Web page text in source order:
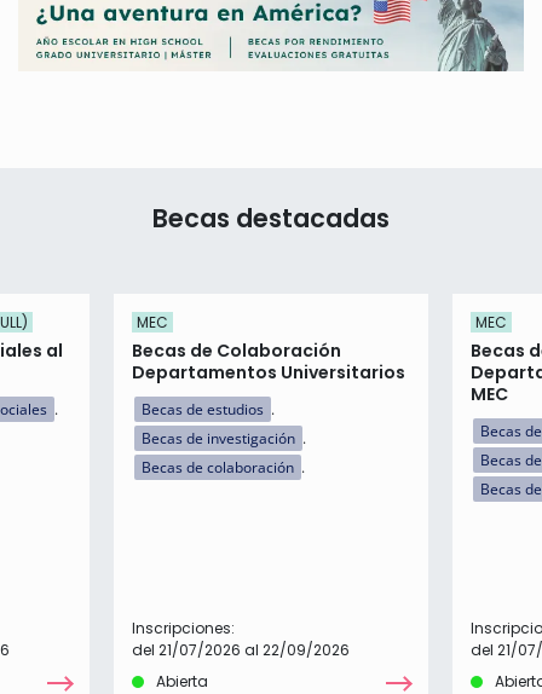
Becas destacadas
al
MEC
Becas de Colaboración
Departamentos Universitarios
Becas de estudios
Becas de investigación
Becas de colaboración
Inscripciones:
del 21/07/2026 al 22/09/2026
Abierta
MEC
Becas
MEC
Becas
Becas
Becas
del 21/